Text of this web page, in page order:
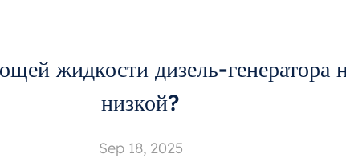
жидкости дизель-
низкой?
Sep 18, 2025